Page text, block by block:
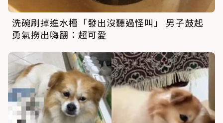
洗碗刷掉進水槽「發出沒聽過怪叫」 男子鼓起
勇氣撈出嗨翻：超可愛